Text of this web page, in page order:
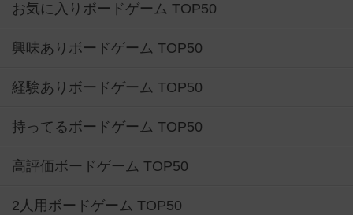
お気に入りボードゲーム TOP50
興味ありボードゲーム TOP50
経験ありボードゲーム TOP50
持ってるボードゲーム TOP50
高評価ボードゲーム TOP50
2人用ボードゲーム TOP50